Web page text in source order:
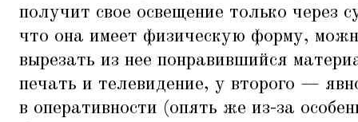
получит свое освещение только через
что она имеет физическую форму,
вырезать из нее понравившийся
печать и телевидение, у второго —
в оперативности (опять же из-за